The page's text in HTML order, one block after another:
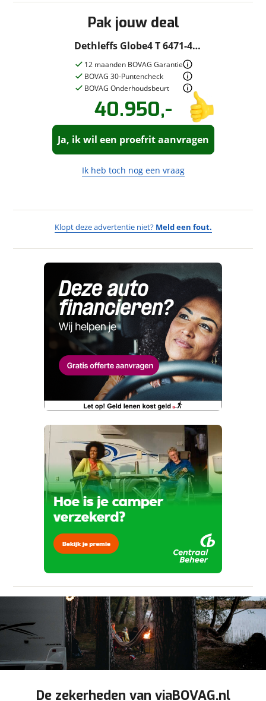
In zeer nette staatPak jouw deal
Dethleffs Globe4 T 6471-4
Dwarsbed/hefbed/2010/7-m
12 maanden BOVAG Garantie
BOVAG 30-Puntencheck
BOVAG Onderhoudsbeurt
40.950,-
Ja, ik wil een proefrit aanvragen
Vraag eenproefrit
aan!
Taekema Campers neemt snel
contact met je op om een proefrit in
te plannen.
Jouw contactgegevens
Naam
E-mailadres
Telefoonnummer (optioneel)
Vraag mijn proefrit aan
om je aanvraag zo goed mogelijk bij de
aanbieder te brengen. Lees hier meer over in
onzeprivacyverklaring .
Ik heb toch nog een vraag
Stel eenvraag!
Taekema Campers neemt snel
contact met je op om je vraag te
beantwoorden.
Vraag
Naam
E-mailadres
Telefoonnummer (optioneel)
Verstuur mijn vraag
viaBOVAG.nl verwerkt je persoonsgegevens
om je aanvraag zo goed mogelijk bij de
aanbieder te brengen. Lees hier meer over in
onzeprivacyverklaring
Klopt deze advertentie niet? Meld een fout.
Wat vervelend dat je een fout
hebt ontdekt.
Maar wat fijn dat je de moeite neemt om die te
melden. Dat komt de kwaliteit van onze
advertenties ten goede, dankjewel!
Wat is jou opgevallen?
Wat klopt er niet?
Kan je ons nog meer vertellen? (optioneel)
Stuur mijn bevinding door
De zekerheden van viaBOVAG.nl